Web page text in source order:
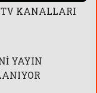
KANALLARI
YAYIN